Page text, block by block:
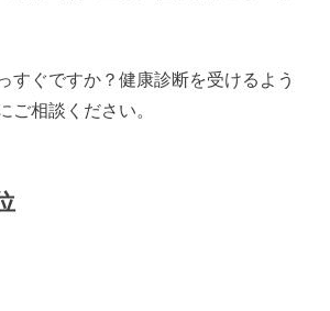
すぐですか？健康診断を受けるよう
ご相談ください。